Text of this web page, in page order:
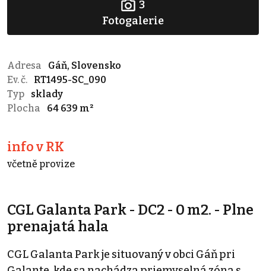
3
Fotogalerie
Adresa
Gáň, Slovensko
Ev. č.
RT1495-SC_090
Typ
sklady
Plocha
64 639 m²
info v RK
včetně provize
CGL Galanta Park - DC2 - 0 m2. - Plne
prenajatá hala
CGL Galanta Park je situovaný v obci Gáň pri